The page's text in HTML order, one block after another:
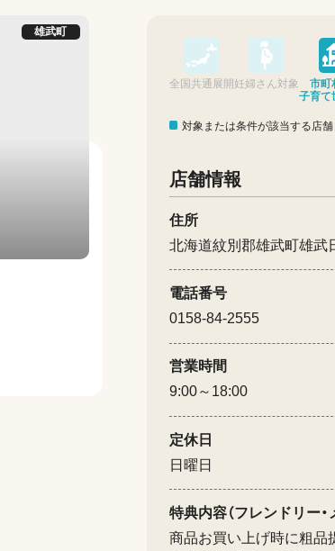
雄武町
全国共通展開 妊婦さん対象
市町
子育て
対象または条件が該当する店舗
店舗情報
住所
北海道紋別郡雄武町雄武
電話番号
0158-84-2555
営業時間
9:00～18:00
定休日
日曜日
特典内容（フレンドリー・
商品お買い上げ時に粗品